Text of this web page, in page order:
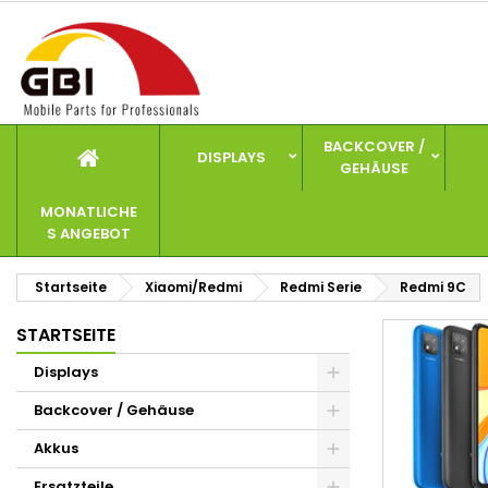
DISPLAYS
BACKCOVER /
GEHÄUSE
MONATLICHE
S ANGEBOT
Startseite Xiaomi/Redmi Redmi Serie Redmi 9C
STARTSEITE
Displays
Backcover / Gehäuse
Akkus